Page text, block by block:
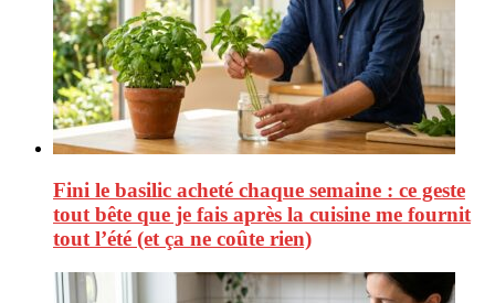
Fini le basilic acheté chaque semaine : ce geste
tout bête que je fais après la cuisine me fournit
tout l’été (et ça ne coûte rien)